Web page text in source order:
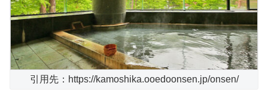
引用先：https://kamoshika.ooedoonsen.jp/onsen/